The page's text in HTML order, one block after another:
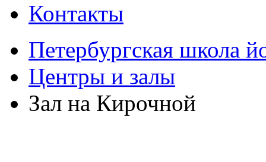
Контакты
Петербургская школа
Центры и залы
Зал на Кирочной